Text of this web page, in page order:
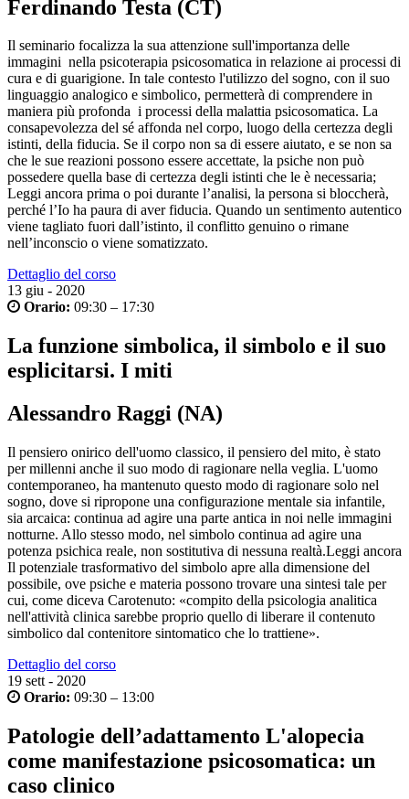
Ferdinando Testa (CT)
Il seminario focalizza la sua attenzione sull'importanza delle
immagini nella psicoterapia psicosomatica in relazione ai processi di
cura e di guarigione. In tale contesto l'utilizzo del sogno, con il suo
linguaggio analogico e simbolico, permetterà di comprendere in
maniera più profonda i processi della malattia psicosomatica. La
consapevolezza del sé affonda nel corpo, luogo della certezza degli
istinti, della fiducia. Se il corpo non sa di essere aiutato, e se non sa
che le sue reazioni possono essere accettate, la psiche non può
possedere quella base di certezza degli istinti che le è necessaria;
Leggi ancora prima o poi durante l’analisi, la persona si bloccherà,
perché l’Io ha paura di aver fiducia. Quando un sentimento autentico
viene tagliato fuori dall’istinto, il conflitto genuino o rimane
nell’inconscio o viene somatizzato.
Dettaglio del corso
13 giu - 2020
Orario: 09:30 – 17:30
La funzione simbolica, il simbolo e il suo
esplicitarsi. I miti
Alessandro Raggi (NA)
Il pensiero onirico dell'uomo classico, il pensiero del mito, è stato
per millenni anche il suo modo di ragionare nella veglia. L'uomo
contemporaneo, ha mantenuto questo modo di ragionare solo nel
sogno, dove si ripropone una configurazione mentale sia infantile,
sia arcaica: continua ad agire una parte antica in noi nelle immagini
notturne. Allo stesso modo, nel simbolo continua ad agire una
potenza psichica reale, non sostitutiva di nessuna realtà.Leggi ancora
Il potenziale trasformativo del simbolo apre alla dimensione del
possibile, ove psiche e materia possono trovare una sintesi tale per
cui, come diceva Carotenuto: «compito della psicologia analitica
nell'attività clinica sarebbe proprio quello di liberare il contenuto
simbolico dal contenitore sintomatico che lo trattiene».
Dettaglio del corso
19 sett - 2020
Orario: 09:30 – 13:00
Patologie dell’adattamento L'alopecia
come manifestazione psicosomatica: un
caso clinico